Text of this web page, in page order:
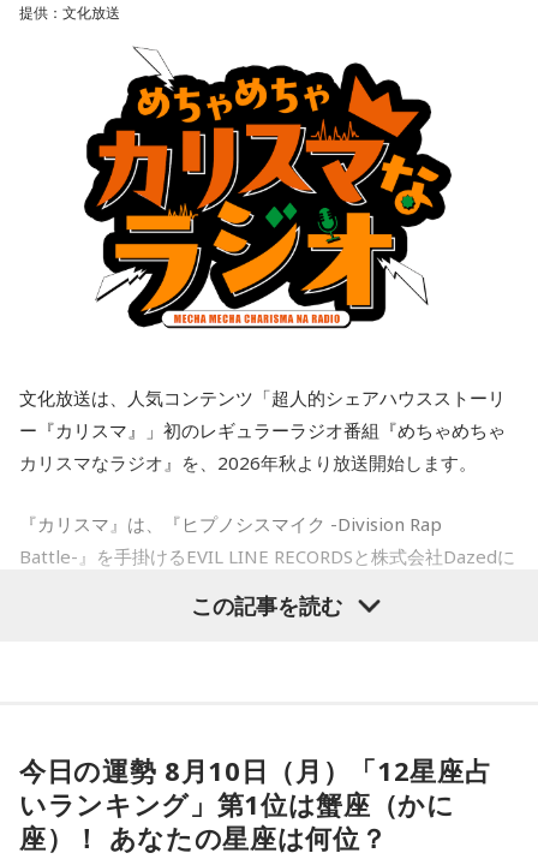
提供：文化放送
文化放送は、人気コンテンツ「超人的シェアハウスストーリ
ー『カリスマ』」初のレギュラーラジオ番組『めちゃめちゃ
カリスマなラジオ』を、2026年秋より放送開始します。
『カリスマ』は、『ヒプノシスマイク -Division Rap
Battle-』を手掛けるEVIL LINE RECORDSと株式会社Dazedに
よるキャラクターコンテンツ。YouTubeドラマを中心に、音
楽、ライブ、イベントなど様々な展開を続け、2027年1月に
ミュニティを形成しています。
このたび、本日8月9日（日）にTACHIKAWA STAGE
GARDENで開催された3DCG LIVE「凡人社プレゼンツ カリス
この記事を読む
今日の運勢 8月10日（月）「12星座占
いランキング」第1位は蟹座（かに
座）！ あなたの星座は何位？